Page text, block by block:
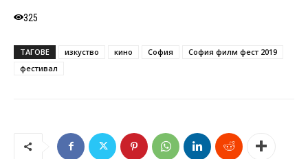
325
ТАГОВЕ изкуство кино София
София филм фест 2019
фестивал